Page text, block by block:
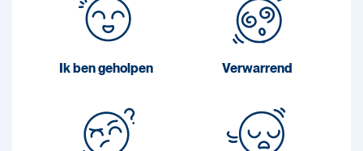
Ik ben geholpen Verwarrend